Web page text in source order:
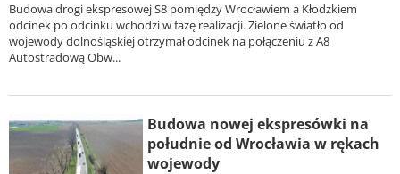
Budowa drogi ekspresowej S8 pomiędzy Wrocławiem a Kłodzkiem
odcinek po odcinku wchodzi w fazę realizacji. Zielone światło od
wojewody dolnośląskiej otrzymał odcinek na połączeniu z A8
Autostradową Obw...
Budowa nowej ekspresówki na
południe od Wrocławia w rękach
wojewody